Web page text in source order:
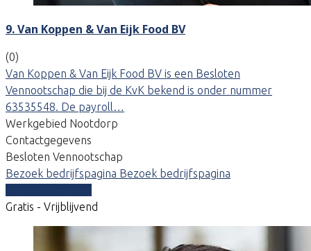
9. Van Koppen & Van Eijk Food BV
(0)
Van Koppen & Van Eijk Food BV is een Besloten
Vennootschap die bij de KvK bekend is onder nummer
63535548. De payroll…
Werkgebied Nootdorp
Contactgegevens
Besloten Vennootschap
Bezoek bedrijfspagina Bezoek bedrijfspagina
Gratis - Vrijblijvend